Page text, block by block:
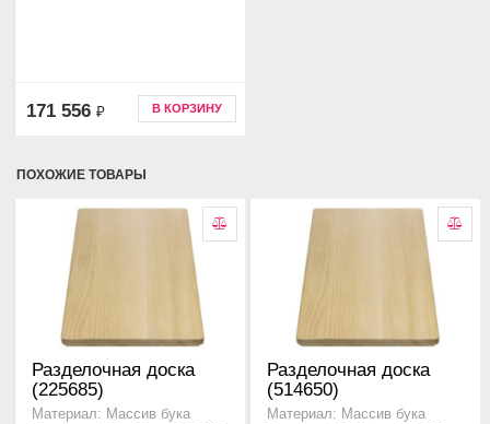
171 556 ₽ В КОРЗИНУ
ПОХОЖИЕ ТОВАРЫ
Разделочная доска
(225685)
Материал: Массив бука
Разделочная доска
(514650)
Материал: Массив бука